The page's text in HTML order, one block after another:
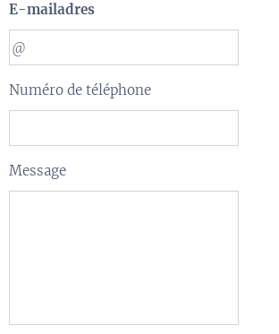
E-mailadres
Numéro de téléphone
Message